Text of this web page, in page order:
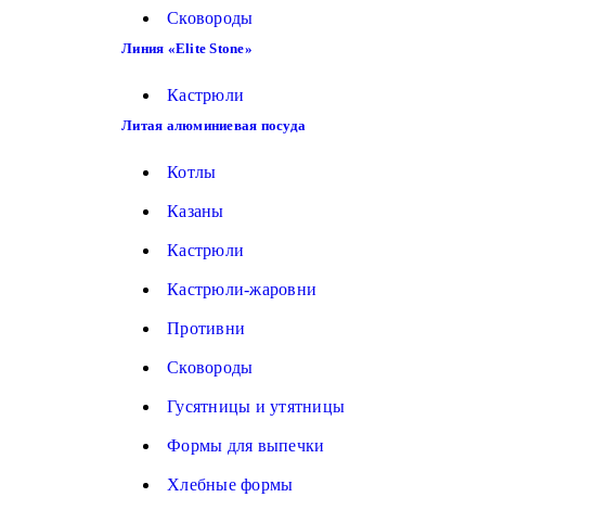
Сковороды
Линия «Elite Stone»
Кастрюли
Литая алюминиевая посуда
Котлы
Казаны
Кастрюли
Кастрюли-жаровни
Противни
Сковороды
Гусятницы и утятницы
Формы для выпечки
Хлебные формы